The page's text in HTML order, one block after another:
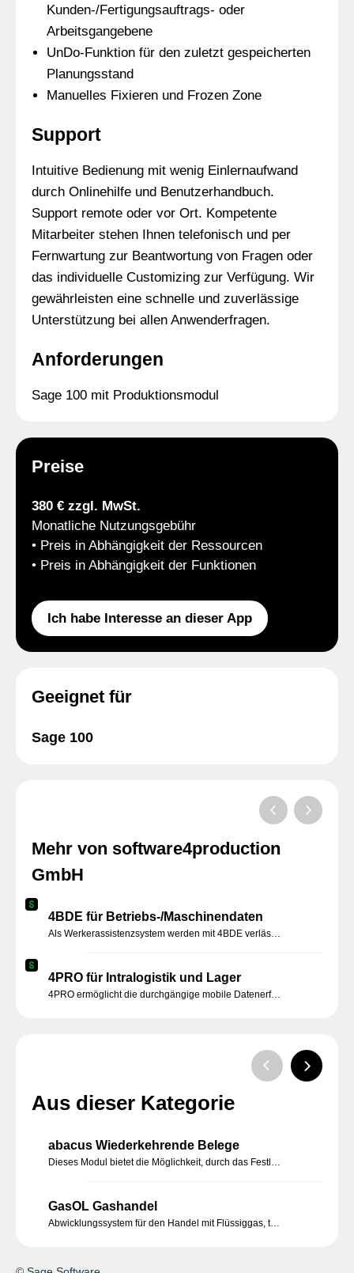
Kunden-/Fertigungsauftrags- oder
Arbeitsgangebene
UnDo-Funktion für den zuletzt gespeicherten
Planungsstand
Manuelles Fixieren und Frozen Zone
Support
Intuitive Bedienung mit wenig Einlernaufwand
durch Onlinehilfe und Benutzerhandbuch.
Support remote oder vor Ort. Kompetente
Mitarbeiter stehen Ihnen telefonisch und per
Fernwartung zur Beantwortung von Fragen oder
das individuelle Customizing zur Verfügung. Wir
gewährleisten eine schnelle und zuverlässige
Unterstützung bei allen Anwenderfragen.
Anforderungen
Sage 100 mit Produktionsmodul
Preise
380 € zzgl. MwSt.
Monatliche Nutzungsgebühr
• Preis in Abhängigkeit der Ressourcen
• Preis in Abhängigkeit der Funktionen
Ich habe Interesse an dieser App
Geeignet für
Sage 100
Mehr von software4production
GmbH
4BDE für Betriebs-/Maschinendaten
Als Werkerassistenzsystem werden mit 4BDE verlässlich Ist-Daten erfasst und an das Produktionsmodul transferiert. Mit 4MDE werden Maschinendaten über Soft-/ Hardware automatisch ermittelt und dadurch die Produktivität um 20-50% verbessert.
4PRO für Intralogistik und Lager
4PRO ermöglicht die durchgängige mobile Datenerfassung und Steuerung aller Lager-und Logistikprozesse vom Wareneinausgang, Umlagern, Kommissionieren, Transport bis zur Inventur. Integration Automatiklager und fahrerlose Transportsysteme (FTS/AGV).
Aus dieser Kategorie
abacus Wiederkehrende Belege
Dieses Modul bietet die Möglichkeit, durch das Festlegen von Zeitintervallen in der Belegbearbeitung, das Erzeugen dieser Belege manuell oder automatisiert ablaufen zu lassen. Sie müssen nur einmalig die Informationen und das Intervall bestimmen.
GasOL Gashandel
Abwicklungssystem für den Handel mit Flüssiggas, technischen und medizinischen Gasen, Kohlensäure, sonstigen Spezialgasen.